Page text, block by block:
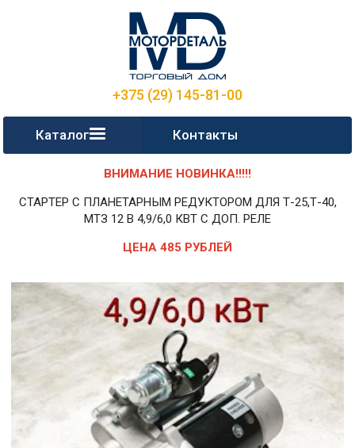
+375 (29) 145-81-00
Каталог Контакты
ВНИМАНИЕ НОВИНКА!!!!!
СТАРТЕР С ПЛАНЕТАРНЫМ РЕДУКТОРОМ ДЛЯ Т-25,Т-40,
МТЗ 12 В 4,9/6,0 КВТ С ДОП. РЕЛЕ
ЦЕНА 485 РУБЛЕЙ